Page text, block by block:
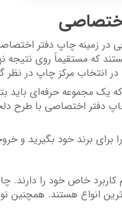
در زمینه چاپ دفتر
که مستقیماً روی
انتخاب مرکز چاپ در نظر
یک مجموعه حرفه‌ای باید
اختصاصی با طرح
برند خود بگیرید و
خاص خود را
انواع هستند.